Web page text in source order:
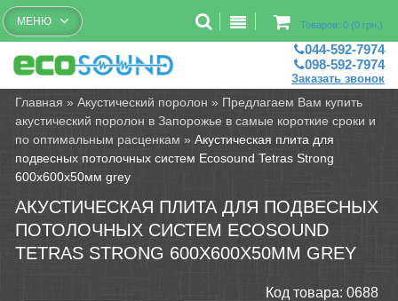
Бесплатный рассчет помещений
Товаров: 0 (0 грн.)
МЕНЮ
044-592-7974
098-592-7974
Заказать звонок
Главная »Акустический поролон » Предлагаем Вам купить
акустический поролон в Запорожье в самые короткие сроки и
по оптимальным расценкам »Акустическая плита для
подвесных потолочных систем Ecosound Tetras Strong
600х600х50мм grey
АКУСТИЧЕСКАЯ ПЛИТА ДЛЯ ПОДВЕСНЫХ
ПОТОЛОЧНЫХ СИСТЕМ ECOSOUND
TETRAS STRONG 600Х600Х50ММ GREY
Код товара: 0688